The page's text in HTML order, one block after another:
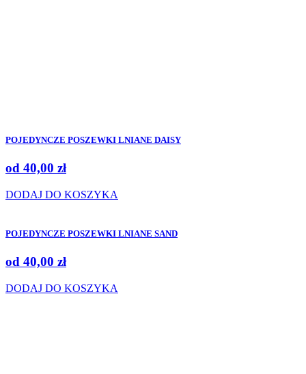
POJEDYNCZE POSZEWKI LNIANE DAISY
od 40,00 zł
DODAJ DO KOSZYKA
POJEDYNCZE POSZEWKI LNIANE SAND
od 40,00 zł
DODAJ DO KOSZYKA